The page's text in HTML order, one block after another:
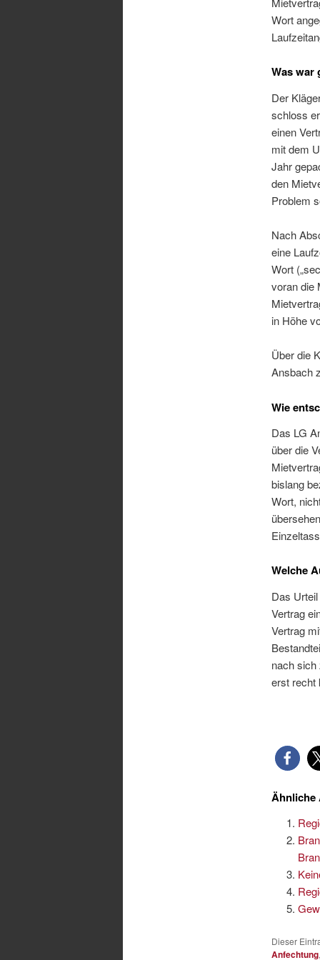
Wort
Was war
Der
schloss
einen
mit dem
Jahr
den
Problem
Nach
eine
Wort
voran die
in Höhe
Über die
Ansbach
Wie
Das LG
über die
bislang
Wort,
Welche
Das
Vertrag
Vertrag
nach sich
erst recht
Ähnliche
Dieser
Anfechtung,